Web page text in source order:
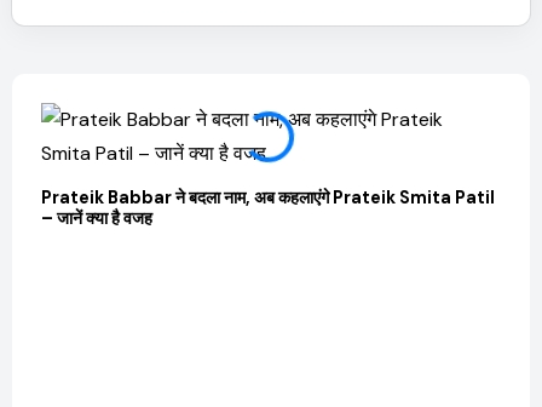
Prateik Babbar ने बदला नाम, अब कहलाएंगे Prateik Smita Patil
– जानें क्या है वजह